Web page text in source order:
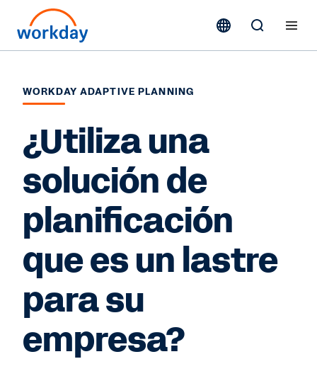
WORKDAY ADAPTIVE PLANNING
¿Utiliza una
solución de
planificación
que es un lastre
para su
empresa?